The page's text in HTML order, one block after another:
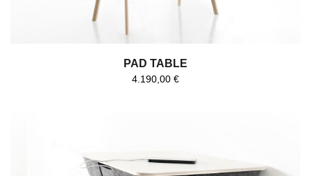
PAD TABLE
4.190,00 €